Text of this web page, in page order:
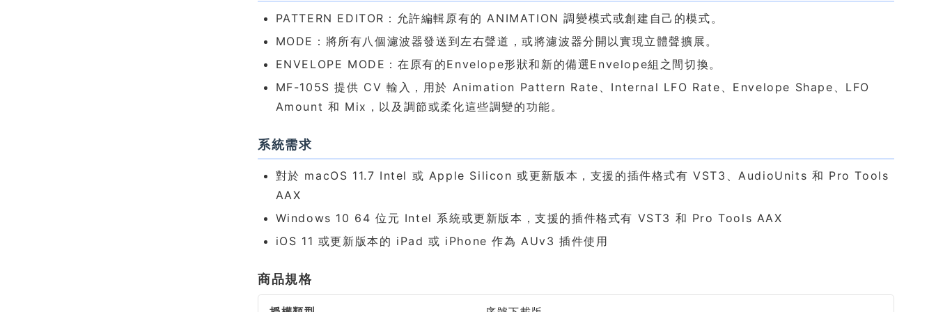
PATTERN EDITOR：允許編輯原有的 ANIMATION 調變模式或創建自己的模式。
MODE：將所有八個濾波器發送到左右聲道，或將濾波器分開以實現立體聲擴展。
ENVELOPE MODE：在原有的Envelope形狀和新的備選Envelope組之間切換。
MF-105S 提供 CV 輸入，用於 Animation Pattern Rate、Internal LFO Rate、Envelope Shape、LFO
Amount 和 Mix，以及調節或柔化這些調變的功能。
系統需求
對於 macOS 11.7 Intel 或 Apple Silicon 或更新版本，支援的插件格式有 VST3、AudioUnits 和 Pro Tools
AAX
Windows 10 64 位元 Intel 系統或更新版本，支援的插件格式有 VST3 和 Pro Tools AAX
iOS 11 或更新版本的 iPad 或 iPhone 作為 AUv3 插件使用
商品規格